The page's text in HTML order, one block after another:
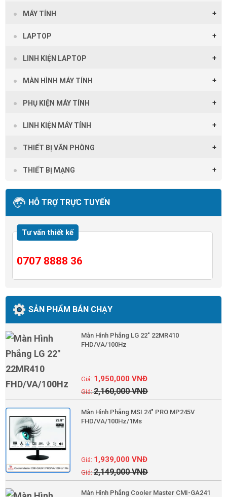
MÁY TÍNH
LAPTOP
LINH KIỆN LAPTOP
MÀN HÌNH MÁY TÍNH
PHỤ KIỆN MÁY TÍNH
LINH KIỆN MÁY TÍNH
THIẾT BỊ VĂN PHÒNG
THIẾT BỊ MẠNG
HỖ TRỢ TRỰC TUYẾN
Tư vấn thiết kế
0707 8888 36
SẢN PHẨM BÁN CHẠY
Màn Hình Phẳng LG 22" 22MR410
FHD/VA/100Hz
2,160,000VNĐ
1,950,000VNĐ
Màn Hình Phẳng MSI 24" PRO MP245V
FHD/VA/100Hz/1Ms
2,149,000VNĐ
1,939,000VNĐ
Màn Hình Phẳng Cooler Master CMI-GA241